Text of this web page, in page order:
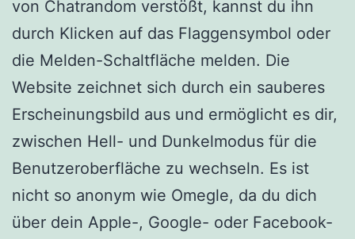
von Chatrandom verstößt, kannst du ihn
durch Klicken auf das Flaggensymbol oder
die Melden-Schaltfläche melden. Die
Website zeichnet sich durch ein sauberes
Erscheinungsbild aus und ermöglicht es dir,
zwischen Hell- und Dunkelmodus für die
Benutzeroberfläche zu wechseln. Es ist
nicht so anonym wie Omegle, da du dich
über dein Apple-, Google- oder Facebook-